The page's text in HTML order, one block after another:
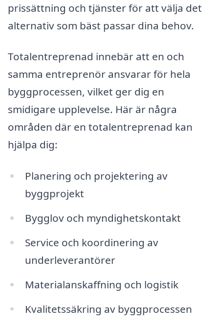
prissättning och tjänster för att välja det
alternativ som bäst passar dina behov.
Totalentreprenad innebär att en och
samma entreprenör ansvarar för hela
byggprocessen, vilket ger dig en
smidigare upplevelse. Här är några
områden där en totalentreprenad kan
hjälpa dig:
Planering och projektering av
byggprojekt
Bygglov och myndighetskontakt
Service och koordinering av
underleverantörer
Materialanskaffning och logistik
Kvalitetssäkring av byggprocessen